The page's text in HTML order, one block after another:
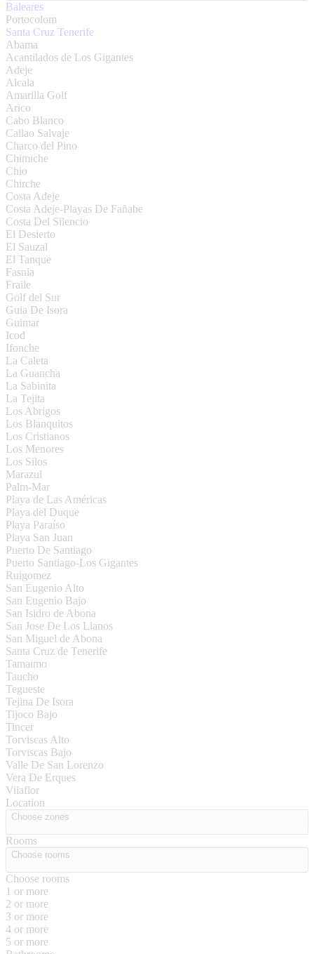
Baleares
Portocolom
Santa Cruz Tenerife
Abama
Acantilados de Los Gigantes
Adeje
Alcala
Amarilla Golf
Arico
Cabo Blanco
Callao Salvaje
Charco del Pino
Chimiche
Chio
Chirche
Costa Adeje
Costa Adeje-Playas De Fañabe
Costa Del Silencio
El Desierto
El Sauzal
El Tanque
Fasnia
Fraile
Golf del Sur
Guia De Isora
Guimar
Icod
Ifonche
La Caleta
La Guancha
La Sabinita
La Tejita
Los Abrigos
Los Blanquitos
Los Cristianos
Los Menores
Los Silos
Marazul
Palm-Mar
Playa de Las Américas
Playa del Duque
Playa Paraíso
Playa San Juan
Puerto De Santiago
Puerto Santiago-Los Gigantes
Ruigomez
San Eugenio Alto
San Eugenio Bajo
San Isidro de Abona
San Jose De Los Llanos
San Miguel de Abona
Santa Cruz de Tenerife
Tamaimo
Taucho
Tegueste
Tejina De Isora
Tijoco Bajo
Tincer
Torviscas Alto
Torviscas Bajo
Valle De San Lorenzo
Vera De Erques
Vilaflor
Location
Choose zones
Rooms
Choose rooms
Choose rooms
1 or more
2 or more
3 or more
4 or more
5 or more